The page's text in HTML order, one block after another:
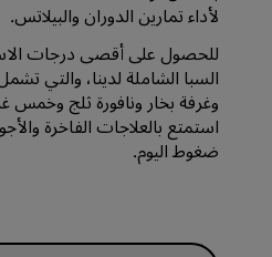
لأداء تمارين الدوران والبيلاتس.
للحصول على أقصى درجات
السبا الشاملة لدينا، والتي
وغرفة بخار ونافورة ثلج
استمتع بالعلاجات الفاخرة
ضغوط اليوم.